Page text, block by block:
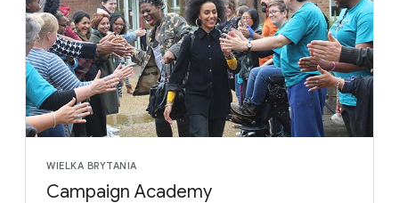
WIELKA BRYTANIA
Campaign Academy